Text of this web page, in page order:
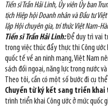
Tiến sĩ Trần Hải Linh, Ủy viên Ủy ban
tịch Hiệp hội Doanh nhân và Đầu tư
lập Hội chuyên gia, trí thức Việt Nam-
Tiến sĩ Trần Hải Linh:Để duy trì vai
trong việc thúc đẩy thực thi Công ước
quốc tế về an ninh mạng, Việt Nam
sách đối ngoại, năng lực trong nước
Theo tôi, cần có một số bước đi cụ
Chuyển từ ký kết sang triển khai
trình triển khai Công ước ở mức quốc